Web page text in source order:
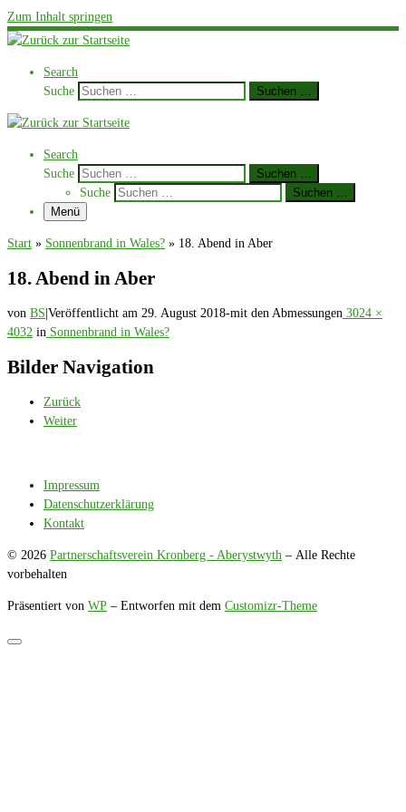
Zum Inhalt springen
Search
Suche
Suchen …
Search
Suche
Suchen …
Suche
Suchen …
Menü
Start » Sonnenbrand in Wales? » 18. Abend in Aber
18. Abend in Aber
von BS|Veröffentlicht am 29. August 2018-mit den Abmessungen 3024 ×
4032 in Sonnenbrand in Wales?
Bilder Navigation
Zurück
Weiter
Impressum
Datenschutzerklärung
Kontakt
© 2026 Partnerschaftsverein Kronberg - Aberystwyth – Alle Rechte
vorbehalten
Präsentiert von WP – Entworfen mit dem Customizr-Theme